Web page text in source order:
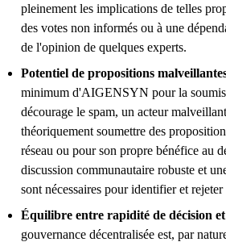
pleinement les implications de telles
des votes non informés ou à une
de l'opinion de quelques experts.
Potentiel de propositions
minimum d'AIGENSYN pour la
décourage le spam, un acteur
théoriquement soumettre des
réseau ou pour son propre bénéfice au
discussion communautaire robuste et
sont nécessaires pour identifier et
Équilibre entre rapidité de décision
gouvernance décentralisée est, par